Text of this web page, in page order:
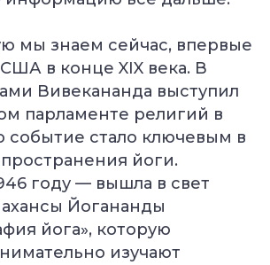
мы знаем сейчас, впервые
в конце XIX века. В
Вивекананда выступил
парламенте религий в
событие стало ключевым в
йоги.
году — вышла в свет
Йогананды
йога», которую
изучают